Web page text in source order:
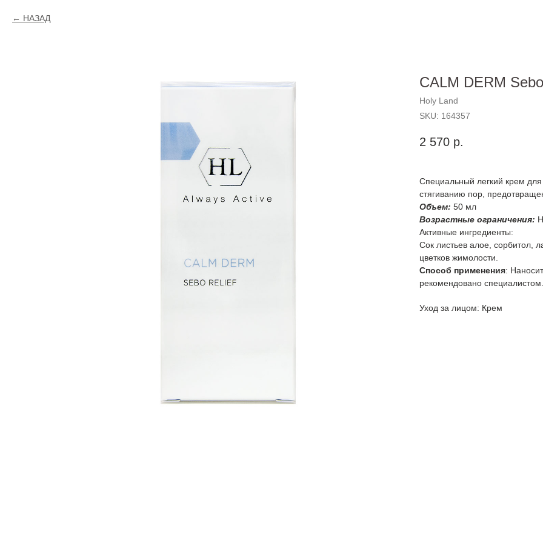
НАЗАД
CALM DERM
Holy Land
SKU: 164357
2 570 р.
Специальный легкий крем
стягиванию пор,
Объем: 50 мл
Возрастные ограничения:
Активные ингредиенты:
Сок листьев алое, сорбитол,
цветков жимолости.
Способ применения:
рекомендовано специалистом.
Уход за лицом: Крем